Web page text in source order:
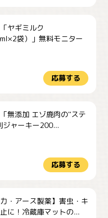
ヤギミルク
袋）」無料モニター
応募する
無添加 エゾ鹿肉の"ステ
ジャーキー200...
応募する
力・アース製薬】害虫・キ
に！冷蔵庫マットの...